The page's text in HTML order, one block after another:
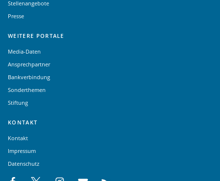
Stellenangebote
Presse
WEITERE PORTALE
Media-Daten
Ansprechpartner
Bankverbindung
Sonderthemen
Stiftung
KONTAKT
Kontakt
Impressum
Datenschutz